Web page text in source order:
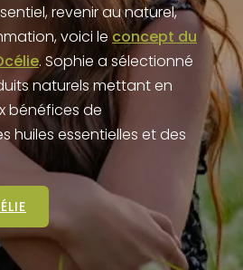
revenir au naturel,
voici leconcept du
. Sophie a sélectionné
naturels mettant en
bénéfices de
huiles essentielles et des